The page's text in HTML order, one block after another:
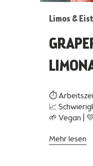
Limos &
⏱
📈
🌱 Vegan |
Mehr lesen